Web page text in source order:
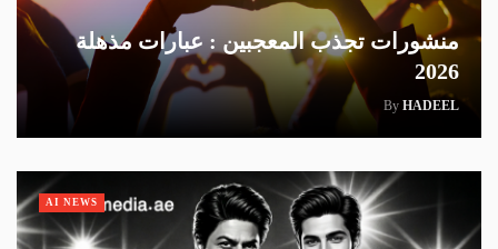
منشورات تجذب المعجبين : عبارات مذهلة
2026
By HADEEL
AI NEWS